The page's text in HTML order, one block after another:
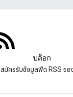
บล็อก
สมัครรับข้อมูลฟีด RSS ขอ